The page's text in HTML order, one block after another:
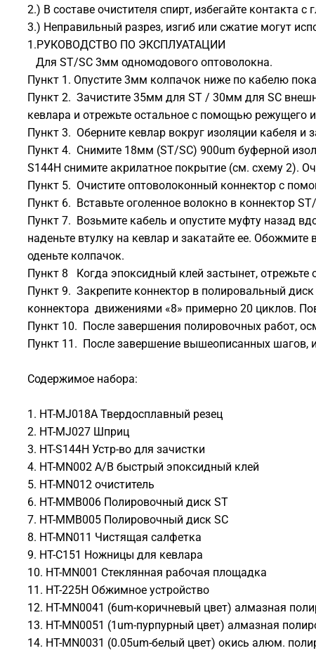
2.) В составе очистителя спирт, избегайте контакта с
3.) Неправильный разрез, изгиб или сжатие могут
1.РУКОВОДСТВО ПО ЭКСПЛУАТАЦИИ
Для ST/SC 3мм одномодового оптоволокна.
Пункт 1. Опустите 3мм колпачок ниже по
Пункт 2. Зачистите 35мм для ST / 30мм для SC
кевлара и отрежьте остальное с помощью режущего
Пункт 3. Оберните кевлар вокруг изоляции кабеля
Пункт 4. Снимите 18мм (ST/SC) 900um буферной
S144H снимите акрилатное покрытие (см. схему 2).
Пункт 5. Очистите оптоволоконный коннектор с
Пункт 6. Вставьте оголенное волокно в коннектор
Пункт 7. Возьмите кабель и опустите муфту назад
наденьте втулку на кевлар и закатайте ее.
оденьте колпачок.
Пункт 8 Когда эпоксидный клей застынет, отрежьте
Пункт 9. Закрепите коннектор в полировальный
коннектора движениями «8» примерно 20 циклов.
Пункт 10. После завершения полировочных работ,
Пункт 11. После завершение вышеописанных шагов,
Содержимое набора:
1. HT-MJ018A Твердосплавный резец
2. HT-MJ027 Шприц
3. HT-S144H Устр-во для зачистки
4. HT-MN002 A/B быстрый эпоксидный клей
5. HT-MN012 очиститель
6. HT-MMB006 Полировочный диск ST
7. HT-MMB005 Полировочный диск SC
8. HT-MN011 Чистящая салфетка
9. HT-C151 Ножницы для кевлара
10. HT-MN001 Стеклянная рабочая площадка
11. HT-225H Обжимное устройство
12. HT-MN0041 (6um-коричневый цвет) алмазная
13. HT-MN0051 (1um-пурпурный цвет) алмазная
14. HT-MN0031 (0.05um-белый цвет) окись алюм.